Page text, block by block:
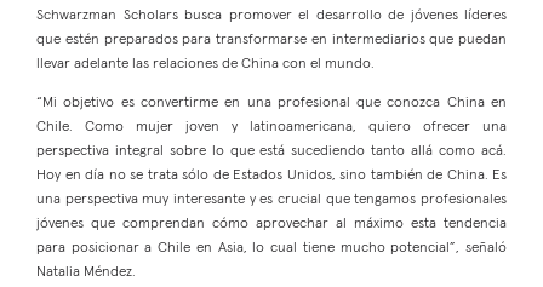
Schwarzman Scholars busca promover el desarrollo de jóvenes líderes
que estén preparados para transformarse en intermediarios que puedan
llevar adelante las relaciones de China con el mundo.
“Mi objetivo es convertirme en una profesional que conozca China en
Chile. Como mujer joven y latinoamericana, quiero ofrecer una
perspectiva integral sobre lo que está sucediendo tanto allá como acá.
Hoy en día no se trata sólo de Estados Unidos, sino también de China. Es
una perspectiva muy interesante y es crucial que tengamos profesionales
jóvenes que comprendan cómo aprovechar al máximo esta tendencia
para posicionar a Chile en Asia, lo cual tiene mucho potencial”, señaló
Natalia Méndez.